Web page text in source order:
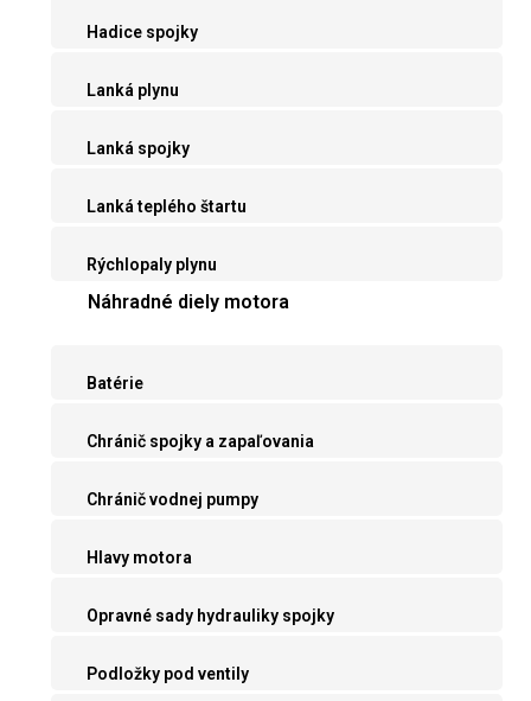
Hadice spojky
Lanká plynu
Lanká spojky
Lanká teplého štartu
Rýchlopaly plynu
Náhradné diely motora
Batérie
Chránič spojky a zapaľovania
Chránič vodnej pumpy
Hlavy motora
Opravné sady hydrauliky spojky
Podložky pod ventily